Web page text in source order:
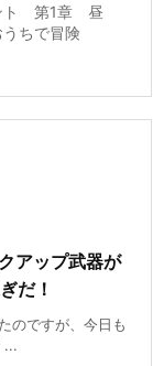
ト 第1章 昼
ちで冒険
アップ武器が
だ！
のですが、今日も
...